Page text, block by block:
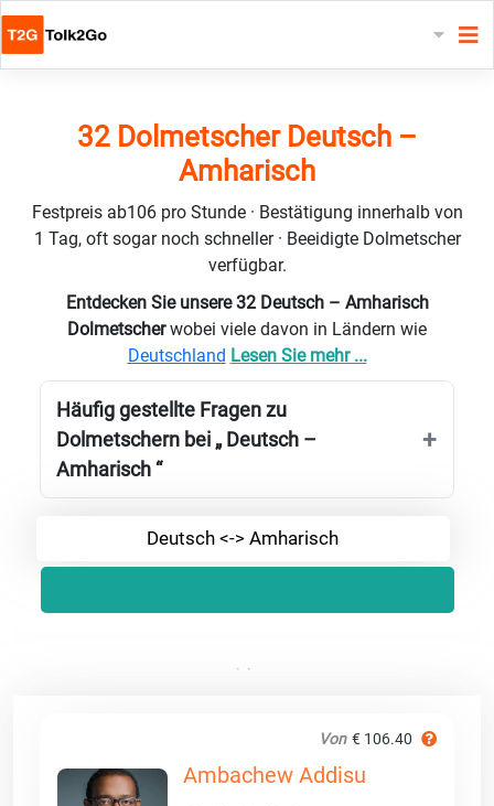
32 Dolmetscher Deutsch –
Amharisch
Festpreis ab106 pro Stunde · Bestätigung innerhalb von
1 Tag, oft sogar noch schneller · Beeidigte Dolmetscher
verfügbar.
Entdecken Sie unsere 32 Deutsch – Amharisch
Dolmetscherwobei viele davon in Ländern wie
Deutschland Lesen Sie mehr ...
Häufig gestellte Fragen zu
Dolmetschern bei „ Deutsch –
Amharisch “
Deutsch <-> Amharisch
Von € 106.40
Ambachew Addisu